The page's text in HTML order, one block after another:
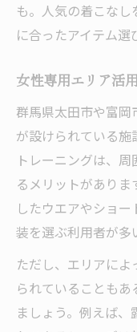
も。人気の着こな
に合ったアイテム選
女性専用エリア活
群馬県太田市や富
が設けられている施
トレーニングは、
るメリットがあり
したウエアやショ
装を選ぶ利用者が多
ただし、エリアに
られていることも
ましょう。例えば